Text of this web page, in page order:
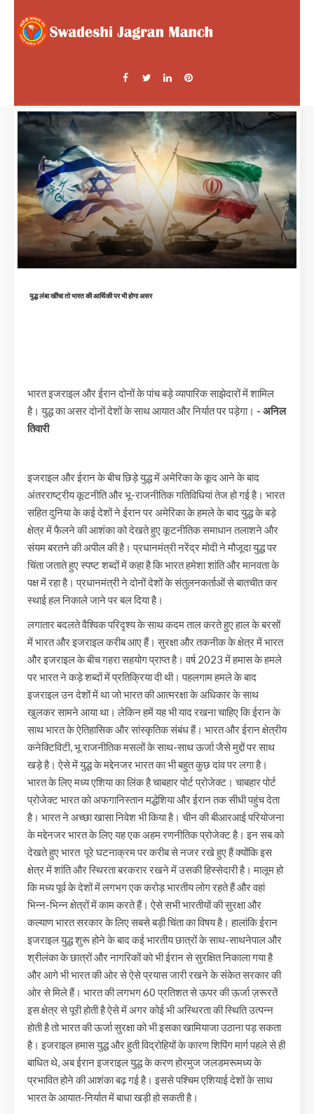
युद्ध लंबा खींचा तो भारत की आर्थिकी पर भी होगा असर
भारत इजराइल और ईरान दोनों के पांच बड़े व्यापारिक साझेदारों में शामिल
है। युद्ध का असर दोनों देशों के साथ आयात और निर्यात पर पड़ेगा। - अनिल
तिवारी
इजराइल और ईरान के बीच छिड़े युद्ध में अमेरिका के कूद आने के बाद
अंतरराष्ट्रीय कूटनीति और भू-राजनीतिक गतिविधियां तेज हो गई है। भारत
सहित दुनिया के कई देशों ने ईरान पर अमेरिका के हमले के बाद युद्ध के बड़े
क्षेत्र में फैलने की आशंका को देखते हुए कूटनीतिक समाधान तलाशने और
संयम बरतने की अपील की है। प्रधानमंत्री नरेंद्र मोदी ने मौजूदा युद्ध पर
चिंता जताते हुए स्पष्ट शब्दों में कहा है कि भारत हमेशा शांति और मानवता के
पक्ष में रहा है। प्रधानमंत्री ने दोनों देशों के संतुलनकर्ताओं से बातचीत कर
स्थाई हल निकाले जाने पर बल दिया है।
लगातार बदलते वैश्विक परिदृश्य के साथ कदम ताल करते हुए हाल के बरसों
में भारत और इजराइल करीब आए हैं। सुरक्षा और तकनीक के क्षेत्र में भारत
और इजराइल के बीच गहरा सहयोग प्राप्त है। वर्ष 2023 में हमास के हमले
पर भारत ने कड़े शब्दों में प्रतिक्रिया दी थी। पहलगाम हमले के बाद
इजराइल उन देशों में था जो भारत की आत्मरक्षा के अधिकार के साथ
खुलकर सामने आया था। लेकिन हमें यह भी याद रखना चाहिए कि ईरान के
साथ भारत के ऐतिहासिक और सांस्कृतिक संबंध हैं। भारत और ईरान क्षेत्रीय
कनेक्टिविटी, भू राजनीतिक मसलों के साथ-साथ ऊर्जा जैसे मुद्दों पर साथ
खड़े है। ऐसे में युद्ध के मद्देनजर भारत का भी बहुत कुछ दांव पर लगा है।
भारत के लिए मध्य एशिया का लिंक है चाबहार पोर्ट प्रोजेक्ट। चाबहार पोर्ट
प्रोजेक्ट भारत को अफगानिस्तान मद्धेशिया और ईरान तक सीधी पहुंच देता
है। भारत ने अच्छा खासा निवेश भी किया है। चीन की बीआरआई परियोजना
के मद्देनजर भारत के लिए यह एक अहम रणनीतिक प्रोजेक्ट है। इन सब को
देखते हुए भारत पूरे घटनाक्रम पर करीब से नजर रखे हुए हैं क्योंकि इस
क्षेत्र में शांति और स्थिरता बरकरार रखने में उसकी हिस्सेदारी है। मालूम हो
कि मध्य पूर्व के देशों में लगभग एक करोड़ भारतीय लोग रहते हैं और वहां
भिन्न-भिन्न क्षेत्रों में काम करते हैं। ऐसे सभी भारतीयों की सुरक्षा और
कल्याण भारत सरकार के लिए सबसे बड़ी चिंता का विषय है। हालांकि ईरान
इजराइल युद्ध शुरू होने के बाद कई भारतीय छात्रों के साथ-साथनेपाल और
श्रीलंका के छात्रों और नागरिकों को भी ईरान से सुरक्षित निकाला गया है
और आगे भी भारत की ओर से ऐसे प्रयास जारी रखने के संकेत सरकार की
ओर से मिले हैं। भारत की लगभग 60 प्रतिशत से ऊपर की ऊर्जा ज़रूरतें
इस क्षेत्र से पूरी होती है ऐसे में अगर कोई भी अस्थिरता की स्थिति उत्पन्न
होती है तो भारत की ऊर्जा सुरक्षा को भी इसका खामियाजा उठाना पड़ सकता
है। इजराइल हमास युद्ध और हुती विद्रोहियों के कारण शिपिंग मार्ग पहले से ही
बाधित थे, अब ईरान इजराइल युद्ध के करण होरमुज जलडमरूमध्य के
प्रभावित होने की आशंका बढ़ गई है। इससे पश्चिम एशियाई देशों के साथ
भारत के आयात-निर्यात में बाधा खड़ी हो सकती है।